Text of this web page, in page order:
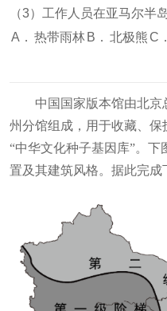
（3）工作人员在亚马尔半
A． 热带雨林 B． 北极熊C．
中国国家版本馆由北
州分馆组成，用于收藏、
“中华文化种子基因库”。
置及其建筑风格。据此完成